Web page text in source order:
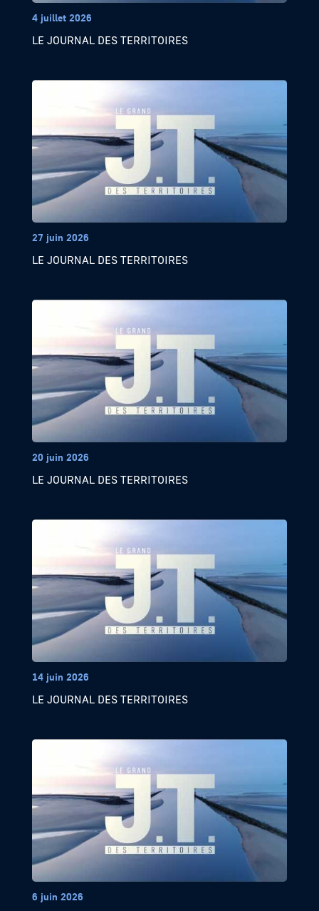
4 juillet 2026
LE JOURNAL DES TERRITOIRES
27 juin 2026
LE JOURNAL DES TERRITOIRES
20 juin 2026
LE JOURNAL DES TERRITOIRES
14 juin 2026
LE JOURNAL DES TERRITOIRES
6 juin 2026